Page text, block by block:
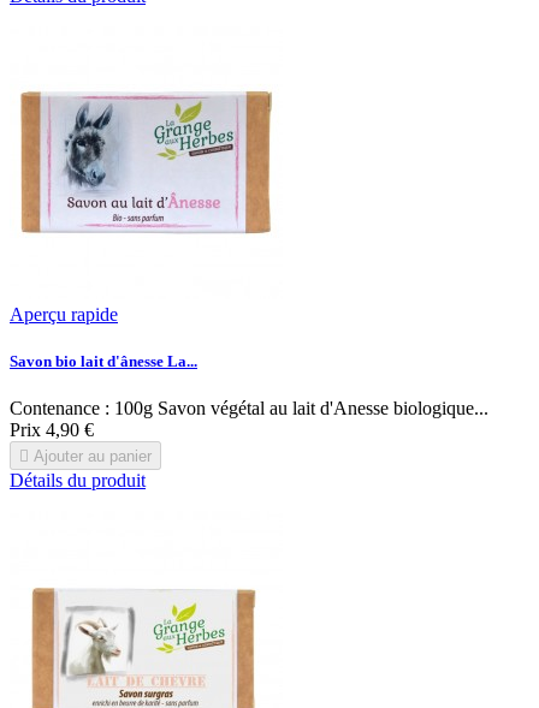
Aperçu rapide
Savon bio lait d'ânesse La...
Contenance : 100g Savon végétal au lait d'Anesse biologique...
Prix 4,90 €
 Ajouter au panier
Détails du produit